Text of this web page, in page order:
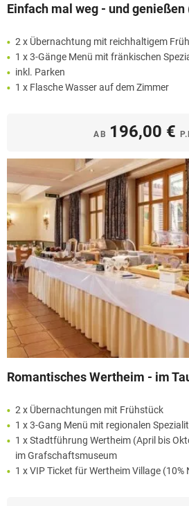
Einfach mal weg - und genießen
2 x Übernachtung mit reichhaltigem
1 x 3-Gänge Menü mit fränkischen
inkl. Parken
1 x Flasche Wasser auf dem Zimmer
AB 196,00 €
Romantisches Wertheim - im
2 x Übernachtungen mit Frühstück
1 x 3-Gang Menü mit regionalen
1 x Stadtführung Wertheim (April bis
im Grafschaftsmuseum
1 x VIP Ticket für Wertheim Village (10%